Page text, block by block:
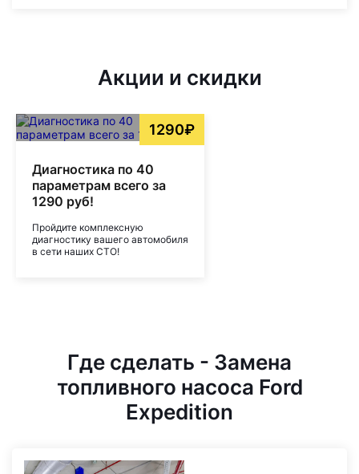
Акции и скидки
1290₽
Диагностика по 40
параметрам всего за
1290 руб!
Пройдите комплексную
диагностику вашего автомобиля
в сети наших СТО!
Где сделать - Замена
топливного насоса Ford
Expedition